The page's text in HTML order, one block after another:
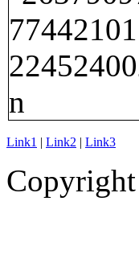
Link1 | Link2 | Link3